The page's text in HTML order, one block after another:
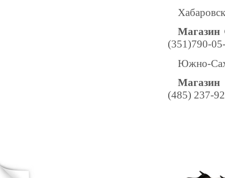
Магазин
(351)790-
Южно-
Магазин
(485) 237-